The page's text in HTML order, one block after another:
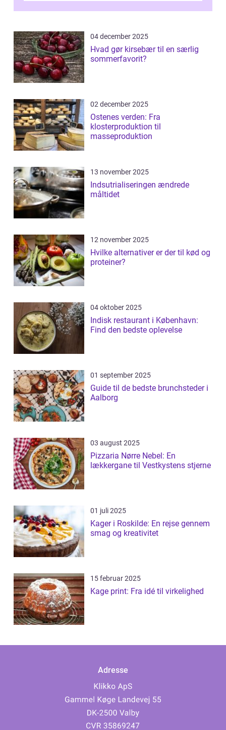
04 december 2025
Hvad gør kirsebær til en særlig
sommerfavorit?
02 december 2025
Ostenes verden: Fra
klosterproduktion til
masseproduktion
13 november 2025
Indsutrialiseringen ændrede
måltidet
12 november 2025
Hvilke alternativer er der til kød og
proteiner?
04 oktober 2025
Indisk restaurant i København:
Find den bedste oplevelse
01 september 2025
Guide til de bedste brunchsteder i
Aalborg
03 august 2025
Pizzaria Nørre Nebel: En
lækkergane til Vestkystens stjerne
01 juli 2025
Kager i Roskilde: En rejse gennem
smag og kreativitet
15 februar 2025
Kage print: Fra idé til virkelighed
Adresse